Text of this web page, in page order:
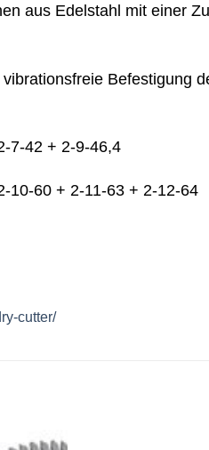
aus Edelstahl mit einer
Befestigung
7-42 + 2-9-46,4
10-60 + 2-11-63 + 2-12-64
cutter/